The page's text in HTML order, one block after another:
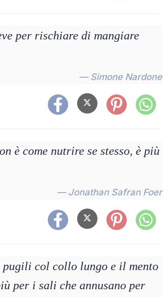
per rischiare di mangiare
— Simone Nardone
è come nutrire se stesso, è più
— Jonathan Safran Foer
pugili col collo lungo e il mento
per i sali che annusano per